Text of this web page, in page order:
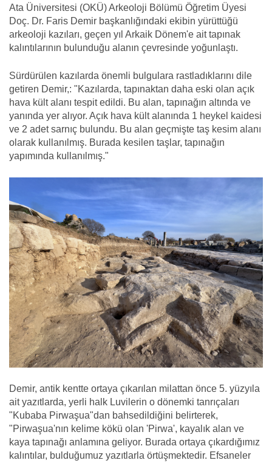
Ata Üniversitesi (OKÜ) Arkeoloji Bölümü Öğretim Üyesi
Doç. Dr. Faris Demir başkanlığındaki ekibin yürüttüğü
arkeoloji kazıları, geçen yıl Arkaik Dönem'e ait tapınak
kalıntılarının bulunduğu alanın çevresinde yoğunlaştı.
Sürdürülen kazılarda önemli bulgulara rastladıklarını dile
getiren Demir,: "Kazılarda, tapınaktan daha eski olan açık
hava kült alanı tespit edildi. Bu alan, tapınağın altında ve
yanında yer alıyor. Açık hava kült alanında 1 heykel kaidesi
ve 2 adet sarnıç bulundu. Bu alan geçmişte taş kesim alanı
olarak kullanılmış. Burada kesilen taşlar, tapınağın
yapımında kullanılmış."
Demir, antik kentte ortaya çıkarılan milattan önce 5. yüzyıla
ait yazıtlarda, yerli halk Luvilerin o dönemki tanrıçaları
"Kubaba Pirwaşua"dan bahsedildiğini belirterek,
"Pirwaşua'nın kelime kökü olan 'Pirwa', kayalık alan ve
kaya tapınağı anlamına geliyor. Burada ortaya çıkardığımız
kalıntılar, bulduğumuz yazıtlarla örtüşmektedir. Efsaneler